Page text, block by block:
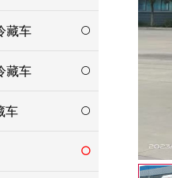
藏车
藏车
车